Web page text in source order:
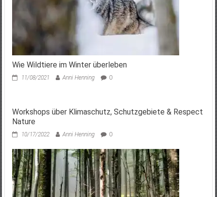
Wie Wildtiere im Winter überleben
11/08/2021 Anni Henning 0
Workshops über Klimaschutz, Schutzgebiete & Respect
Nature
10/17/2022 Anni Henning 0